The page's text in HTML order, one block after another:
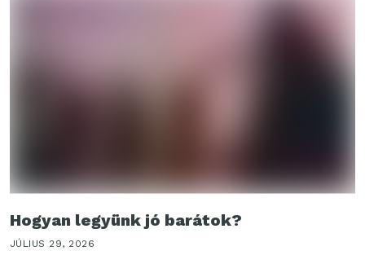
Hogyan legyünk jó barátok?
JÚLIUS 29, 2026